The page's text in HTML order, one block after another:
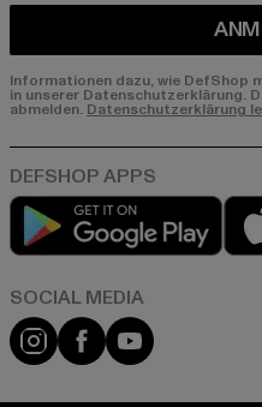
Informationen dazu, wie DefShop
in unserer Datenschutzerklärung.
abmelden. Datenschutzerklärung
Instagram
FacebookYouTube